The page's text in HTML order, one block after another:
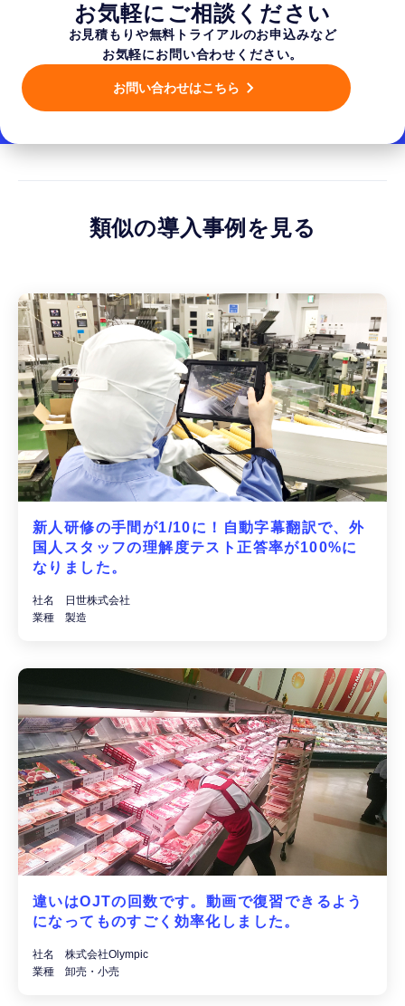
お気軽にご相談ください
お見積もりや無料トライアルのお申込みなど
お気軽にお問い合わせください。
お問い合わせはこちら
類似の導入事例を見る
新人研修の手間が1/10に！自動字幕翻訳で、外
国⼈スタッフの理解度テスト正答率が100%に
なりました。
社名 日世株式会社
業種 製造
違いはOJTの回数です。動画で復習できるよう
になってものすごく効率化しました。
社名 株式会社Olympic
業種 卸売・小売